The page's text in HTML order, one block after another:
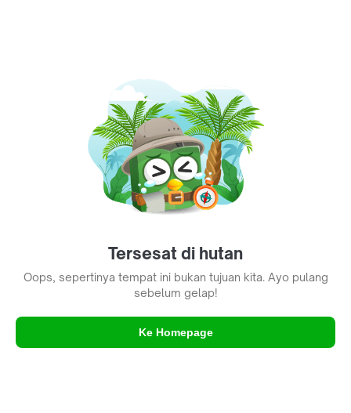
Tersesat di hutan
Oops, sepertinya tempat ini bukan tujuan kita. Ayo pulang
sebelum gelap!
Ke Homepage